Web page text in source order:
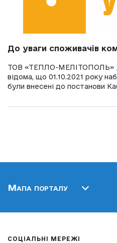
До уваги споживачів
ТОВ «ТЕПЛО-МЕЛІТОПОЛЬ»
відома, що 01.10.2021 року
були внесені до постанови
Мапа порталу
СОЦІАЛЬНІ МЕРЕЖІ